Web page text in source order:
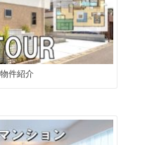
件紹介